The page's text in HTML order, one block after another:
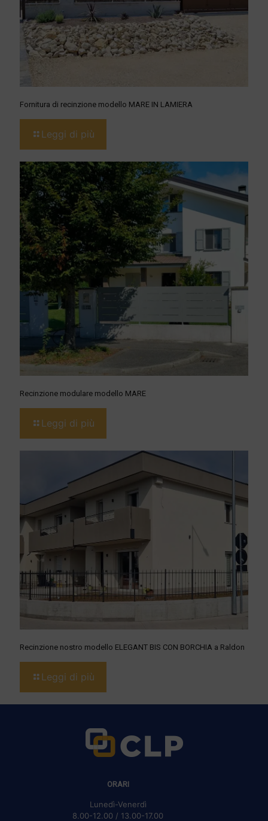
Fornitura di recinzione modello MARE IN LAMIERA
Leggi di più
Recinzione modulare modello MARE
Leggi di più
Recinzione nostro modello ELEGANT BIS CON BORCHIA a Raldon
Leggi di più
ORARI
Lunedì-Venerdì
8.00-12.00 / 13.00-17.00